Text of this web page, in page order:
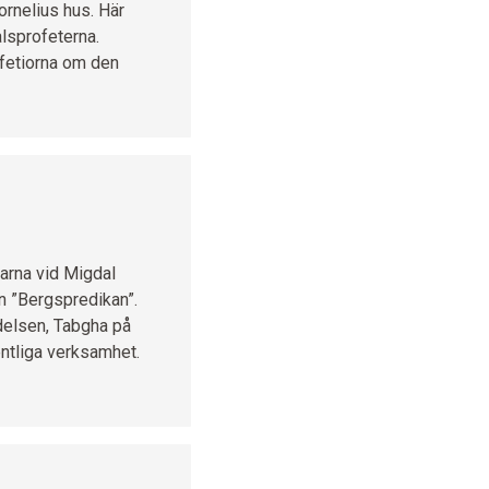
hus. Här
om den
vid Migdal
Tabgha på
verksamhet.